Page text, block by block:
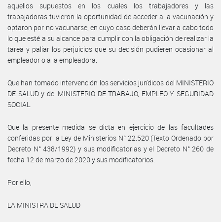
aquellos supuestos en los cuales los trabajadores y las
trabajadoras tuvieron la oportunidad de acceder a la vacunación y
optaron por no vacunarse, en cuyo caso deberán llevar a cabo todo
lo que esté a su alcance para cumplir con la obligación de realizar la
tarea y paliar los perjuicios que su decisión pudieren ocasionar al
empleador o a la empleadora.
Que han tomado intervención los servicios jurídicos del MINISTERIO
DE SALUD y del MINISTERIO DE TRABAJO, EMPLEO Y SEGURIDAD
SOCIAL.
Que la presente medida se dicta en ejercicio de las facultades
conferidas por la Ley de Ministerios N° 22.520 (Texto Ordenado por
Decreto N° 438/1992) y sus modificatorias y el Decreto N° 260 de
fecha 12 de marzo de 2020 y sus modificatorios.
Por ello,
LA MINISTRA DE SALUD